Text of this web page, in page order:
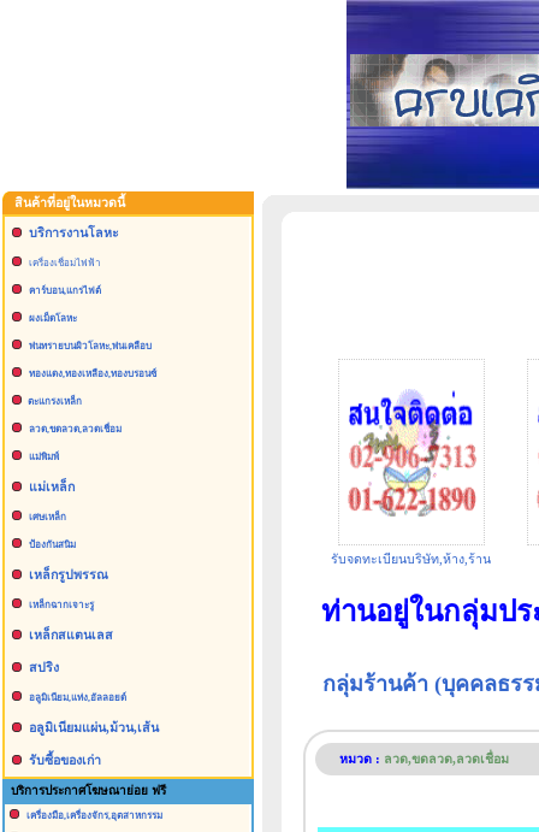
สินค้าที่อยู่ในหมวดนี้
บริการงานโลหะ
เครื่องเชื่อมไฟฟ้า
คาร์บอน,แกรไฟต์
ผงเม็ดโลหะ
พ่นทรายบนผิวโลหะ,พ่นเคลือบ
ทองแดง,ทองเหลือง,ทองบรอนซ์
ตะแกรงเหล็ก
ลวด,ขดลวด,ลวดเชื่อม
แม่พิมพ์
แม่เหล็ก
เศษเหล็ก
ป้องกันสนิม
เหล็กรูปพรรณ
เหล็กฉากเจาะรู
เหล็กสแตนเลส
สปริง
อลูมิเนียม,แท่ง,อัลลอยด์
อลูมิเนียมแผ่น,ม้วน,เส้น
รับซื้อของเก่า
บริการประกาศโฆษณาย่อย ฟรี
เครื่องมือ,เครื่องจักร,อุตสาหกรรม
รับจดทะเบียนบริษัท,ห้าง,ร้าน
ท่านอยู่ในกลุ่มปร
กลุ่มร้านค้า (บุคคลธร
หมวด : ลวด,ขดลวด,ลวดเชื่อม